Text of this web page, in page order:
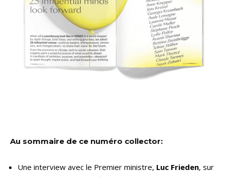
Au sommaire de ce numéro collector:
Une interview avec le Premier ministre, Luc Frieden, sur